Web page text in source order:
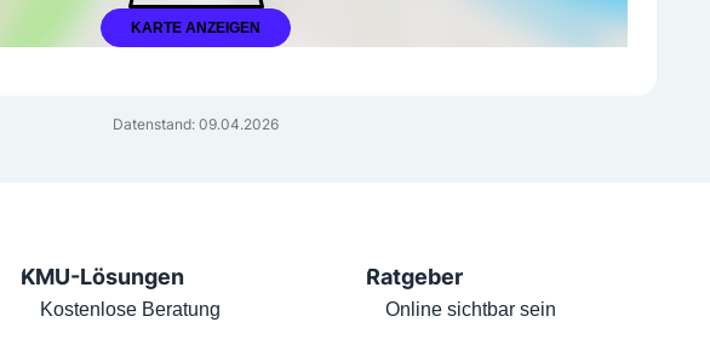
KARTE ANZEIGEN
Datenstand: 09.04.2026
KMU-Lösungen
Kostenlose Beratung
Ratgeber
Online sichtbar sein